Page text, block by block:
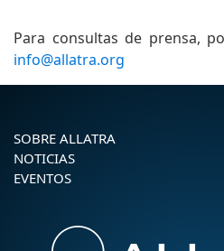
Para consultas de prensa,
info@allatra.org
SOBRE ALLATRA
NOTICIAS
EVENTOS